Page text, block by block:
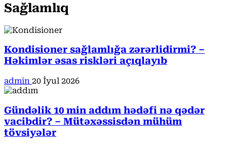
Sağlamlıq
Kondisioner sağlamlığa zərərlidirmi? –
Həkimlər əsas riskləri açıqlayıb
admin 20 İyul 2026
Gündəlik 10 min addım hədəfi nə qədər
vacibdir? – Mütəxəssisdən mühüm
tövsiyələr